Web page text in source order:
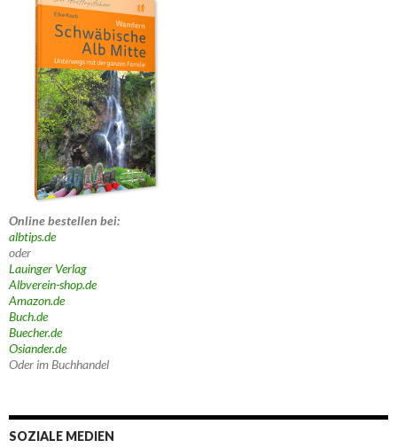
Online bestellen bei:
albtips.de
oder
Lauinger Verlag
Albverein-shop.de
Amazon.de
Buch.de
Buecher.de
Osiander.de
Oder im Buchhandel
SOZIALE MEDIEN